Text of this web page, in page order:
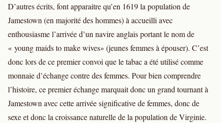
D’autres écrits, font apparaitre qu’en 1619 la population de
Jamestown (en majorité des hommes) à accueilli avec
enthousiasme l’arrivée d’un navire anglais portant le nom de
« young maids to make wives» (jeunes femmes à épouser). C’est
donc lors de ce premier convoi que le tabac a été utilisé comme
monnaie d’échange contre des femmes. Pour bien comprendre
l’histoire, ce premier échange marquait donc un grand tournant à
Jamestown avec cette arrivée significative de femmes, donc de
sexe et donc la croissance naturelle de la population de Virginie.